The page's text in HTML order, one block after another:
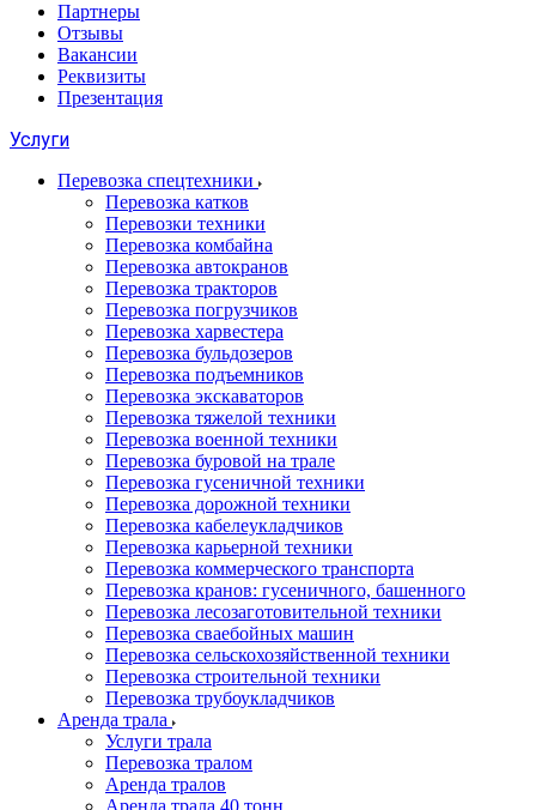
Партнеры
Отзывы
Вакансии
Реквизиты
Презентация
Услуги
Перевозка спецтехники
Перевозка катков
Перевозки техники
Перевозка комбайна
Перевозка автокранов
Перевозка тракторов
Перевозка погрузчиков
Перевозка харвестера
Перевозка бульдозеров
Перевозка подъемников
Перевозка экскаваторов
Перевозка тяжелой техники
Перевозка военной техники
Перевозка буровой на трале
Перевозка гусеничной техники
Перевозка дорожной техники
Перевозка кабелеукладчиков
Перевозка карьерной техники
Перевозка коммерческого транспорта
Перевозка кранов: гусеничного, башенного
Перевозка лесозаготовительной техники
Перевозка сваебойных машин
Перевозка сельскохозяйственной техники
Перевозка строительной техники
Перевозка трубоукладчиков
Аренда трала
Услуги трала
Перевозка тралом
Аренда тралов
Аренда трала 40 тонн